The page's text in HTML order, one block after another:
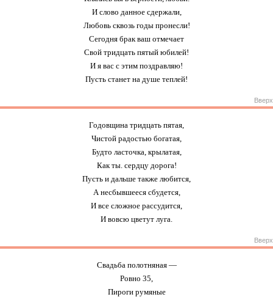
И слово данное сдержали,
Любовь сквозь годы пронесли!
Сегодня брак ваш отмечает
Свой тридцать пятый юбилей!
И я вас с этим поздравляю!
Пусть станет на душе теплей!
Вверх
Годовщина тридцать пятая,
Чистой радостью богатая,
Будто ласточка, крылатая,
Как ты. сердцу дорога!
Пусть и дальше также любится,
А несбывшееся сбудется,
И все сложное рассудится,
И вовсю цветут луга.
Вверх
Свадьба полотняная —
Ровно 35,
Пироги румяные